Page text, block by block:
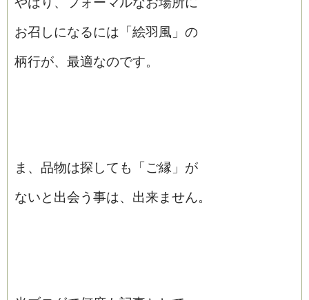
お召しになるには「絵羽風」の
柄行が、最適なのです。
ま、品物は探しても「ご縁」が
ないと出会う事は、出来ません。